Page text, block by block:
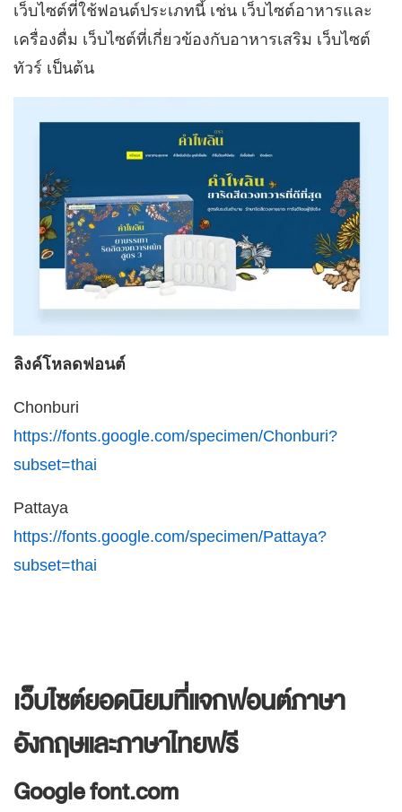
เว็บไซต์ที่ใช้ฟอนต์ประเภทนี้ เช่น เว็บไซต์อาหารและ
เครื่องดื่ม เว็บไซต์ที่เกี่ยวข้องกับอาหารเสริม เว็บไซต์
ทัวร์ เป็นต้น
ลิงค์โหลดฟอนต์
Chonburi
https://fonts.google.com/specimen/Chonburi?
subset=thai
Pattaya
https://fonts.google.com/specimen/Pattaya?
subset=thai
เว็บไซต์ยอดนิยมที่แจกฟอนต์ภาษา
อังกฤษและภาษาไทยฟรี
Google font.com